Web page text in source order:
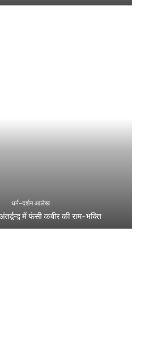
धर्म-दर्शन आलेख
में फंसी कबीर की राम-भक्ति